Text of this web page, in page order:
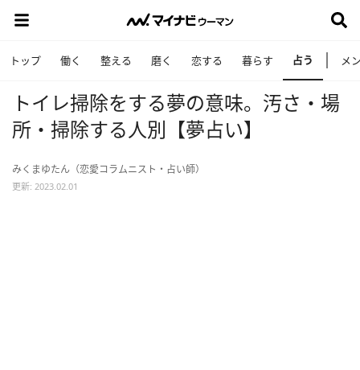
トップ 働く 整える 磨く 恋する 暮らす 占う メ
トイレ掃除をする夢の意味。汚さ・場
所・掃除する人別【夢占い】
みくまゆたん（恋愛コラムニスト・占い師）
更新: 2023.02.01